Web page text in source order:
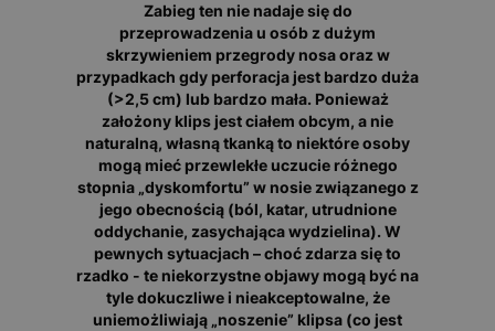
Zabieg ten nie nadaje się do
przeprowadzenia u osób z dużym
skrzywieniem przegrody nosa oraz w
przypadkach gdy perforacja jest bardzo duża
(>2,5 cm) lub bardzo mała. Ponieważ
założony klips jest ciałem obcym, a nie
naturalną, własną tkanką to niektóre osoby
mogą mieć przewlekłe uczucie różnego
stopnia „dyskomfortu” w nosie związanego z
jego obecnością (ból, katar, utrudnione
oddychanie, zasychająca wydzielina). W
pewnych sytuacjach – choć zdarza się to
rzadko - te niekorzystne objawy mogą być na
tyle dokuczliwe i nieakceptowalne, że
uniemożliwiają „noszenie” klipsa (co jest